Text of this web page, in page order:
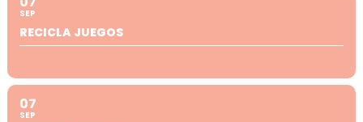
SEP
RECICLA JUEGOS
07
SEP